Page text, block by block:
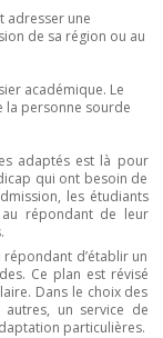
adresser une
de sa région ou au
académique. Le
la personne sourde
adaptés est là pour
qui ont besoin de
les étudiants
répondant de leur
d’établir un
Ce plan est révisé
Dans le choix des
autres, un service de
particulières.